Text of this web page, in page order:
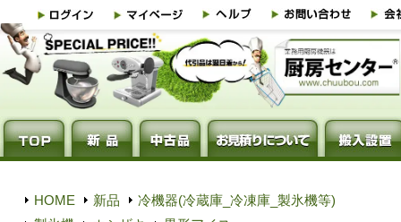
HOME 新品
冷機器(冷蔵庫_冷凍庫_製氷機等)